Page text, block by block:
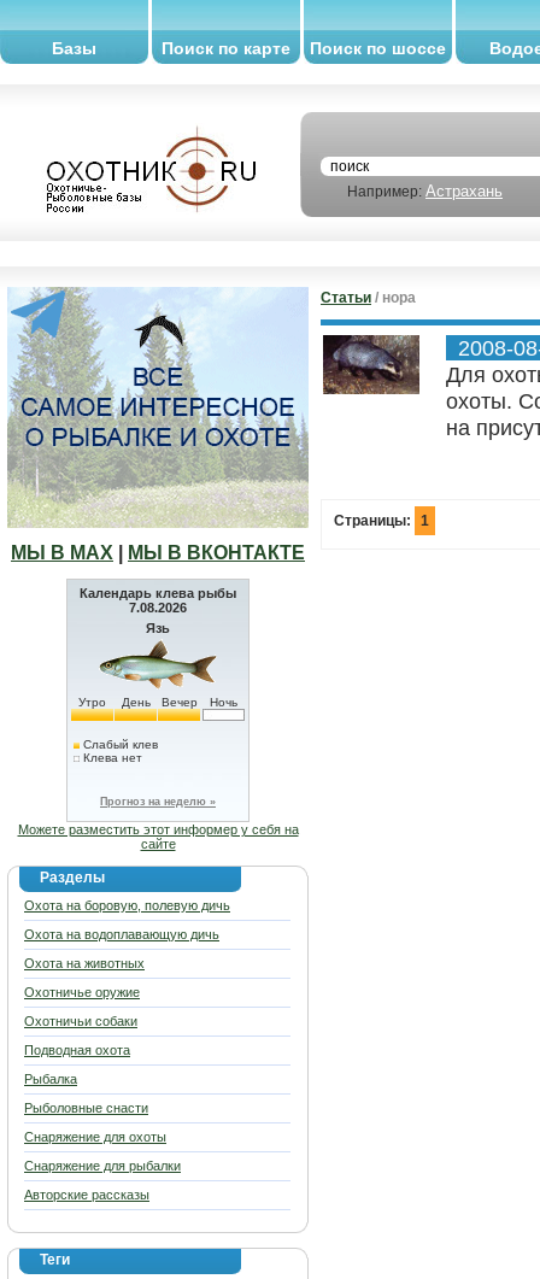
Базы Поиск по карте Поиск по шоссе
Например: Астрахань
МЫ В МАХ МЫ В ВКОНТАКТЕ
Календарь клева рыбы
7.08.2026
Язь
Утро День Вечер Ночь
Слабый клев
Клева нет
Прогноз на неделю »
Можете разместить этот информер у себя на
сайте
Разделы
Охота на боровую, полевую дичь
Охота на водоплавающую дичь
Охота на животных
Охотничье оружие
Охотничьи собаки
Подводная охота
Рыбалка
Рыболовные снасти
Снаряжение для охоты
Снаряжение для рыбалки
Авторские рассказы
Теги
Статьи / нора
2008-
Для
охоты.
на
Страницы: 1